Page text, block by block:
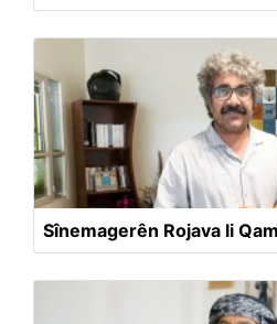
Sînemagerên Rojava li